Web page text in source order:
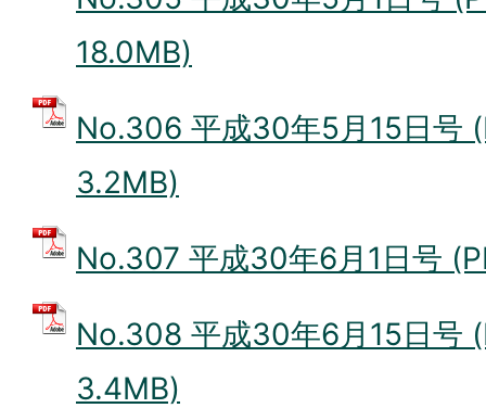
18.0MB)
No.306 平成30年5月15日号
3.2MB)
No.307 平成30年6月1日号
No.308 平成30年6月15日号
3.4MB)